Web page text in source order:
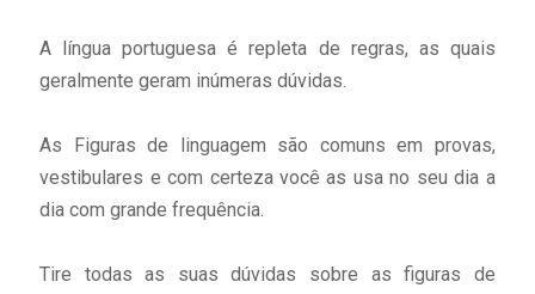
A língua portuguesa é repleta de regras, as quais
geralmente geram inúmeras dúvidas.
As Figuras de linguagem são comuns em provas,
vestibulares e com certeza você as usa no seu dia a
dia com grande frequência.
Tire todas as suas dúvidas sobre as figuras de